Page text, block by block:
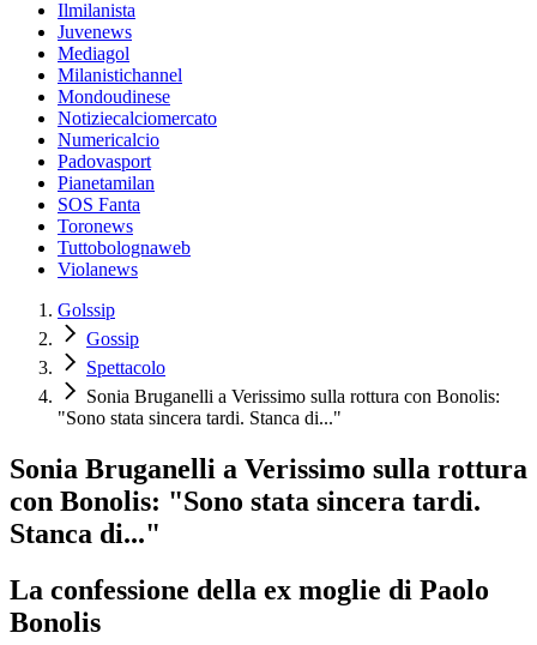
Ilmilanista
Juvenews
Mediagol
Milanistichannel
Mondoudinese
Notiziecalciomercato
Numericalcio
Padovasport
Pianetamilan
SOS Fanta
Toronews
Tuttobolognaweb
Violanews
Golssip
Gossip
Spettacolo
Sonia Bruganelli a Verissimo sulla rottura con Bonolis:
"Sono stata sincera tardi. Stanca di..."
Sonia Bruganelli a Verissimo sulla rottura
con Bonolis: "Sono stata sincera tardi.
Stanca di..."
La confessione della ex moglie di Paolo
Bonolis